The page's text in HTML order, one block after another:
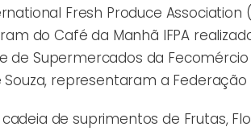
Fresh Produce Association
do Café da Manhã IFPA
de Supermercados da Fecomércio
Souza, representaram a
de suprimentos de Frutas,